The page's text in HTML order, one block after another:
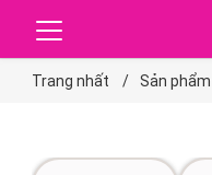
Trang nhất Sản phẩm